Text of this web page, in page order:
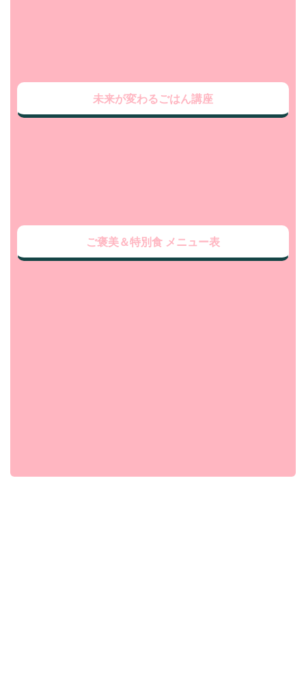
未来が変わるごはん講座
ご褒美＆特別食 メニュー表